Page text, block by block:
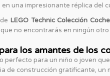
una impresionante réplica del
LEGO Technic Colección
no encontrarás en ningún otro
los amantes de los
perfecto para un niño o joven que
de construcción gratificante,